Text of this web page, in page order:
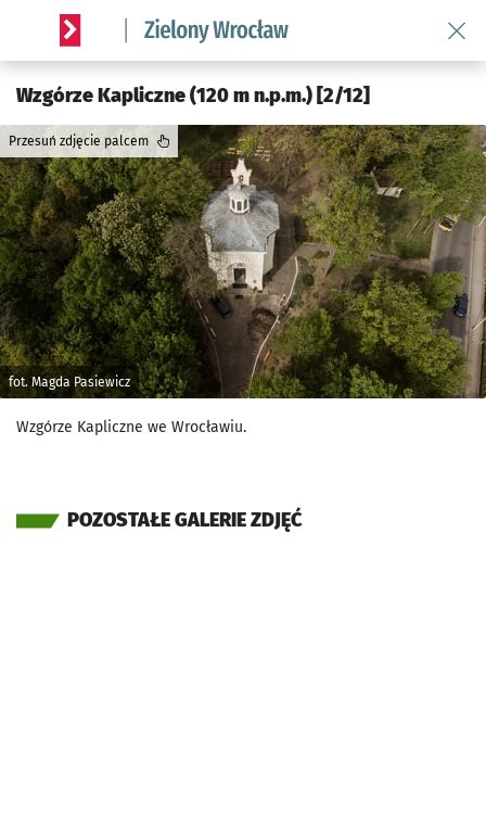
Serwis informacyjny wroclaw.pl podserwis: Środowisko we
Wzgórze Kapliczne (120 m n.p.m.) [2/12]
fot. Magda Pasiewicz
Przesuń zdjęcie palcem
Wzgórze Kapliczne we Wrocławiu.
POZOSTAŁE GALERIE ZDJĘĆ